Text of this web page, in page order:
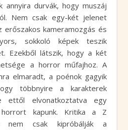
annyira durvák, hogy muszáj
Nem csak egy-két jelenet
erőszakos kameramozgás és
sokkoló képek teszik
Ezekből látszik, hogy a két
a horror műfajhoz. A
elmaradt, a poénok gagyik
többnyire a karakterek
ettől elvonatkoztatva egy
horrort kapunk. Kritika a Z
nem csak kipróbálják a